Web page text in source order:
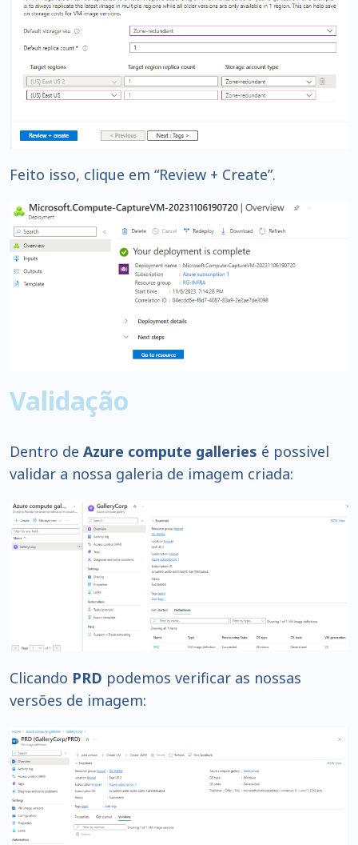
Feito isso, clique em “Review + Create”.
Validação
Dentro de Azure compute galleries é possivel
validar a nossa galeria de imagem criada:
Clicando PRD podemos verificar as nossas
versões de imagem: